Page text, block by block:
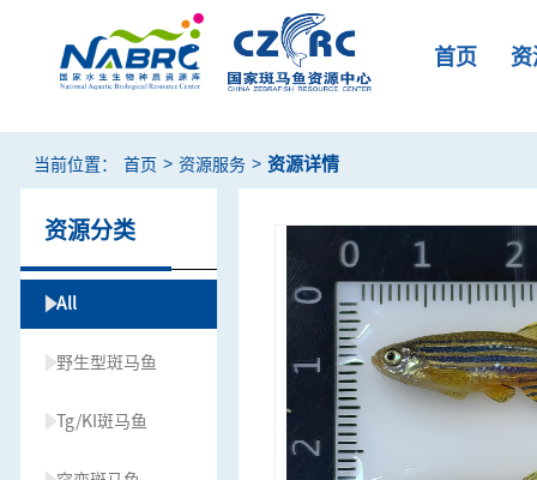
首页
当前位置： 首页 > 资源服务 > 资源详情
资源分类
All
野生型斑马鱼
Tg/KI斑马鱼